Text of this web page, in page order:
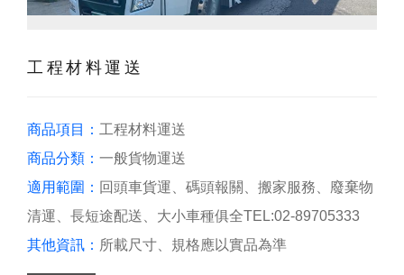
工程材料運送
商品項目： 工程材料運送
商品分類： 一般貨物運送
適用範圍： 回頭車貨運、碼頭報關、搬家服務、廢棄物
清運、長短途配送、大小車種俱全TEL:02-89705333
其他資訊： 所載尺寸、規格應以實品為準